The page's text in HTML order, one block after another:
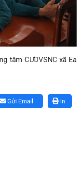
xã Ea
In
Gửi Email